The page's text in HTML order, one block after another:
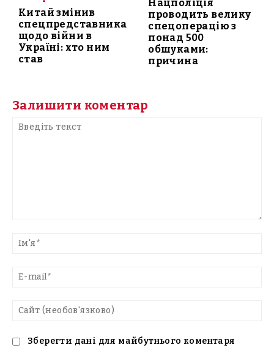
Китай змінив
спецпредставника
щодо війни в
Україні: хто ним
став
Нацполіція
проводить велику
спецоперацію з
понад 500
обшуками:
причина
Залишити коментар
текст
Зберегти дані для майбутнього коментаря